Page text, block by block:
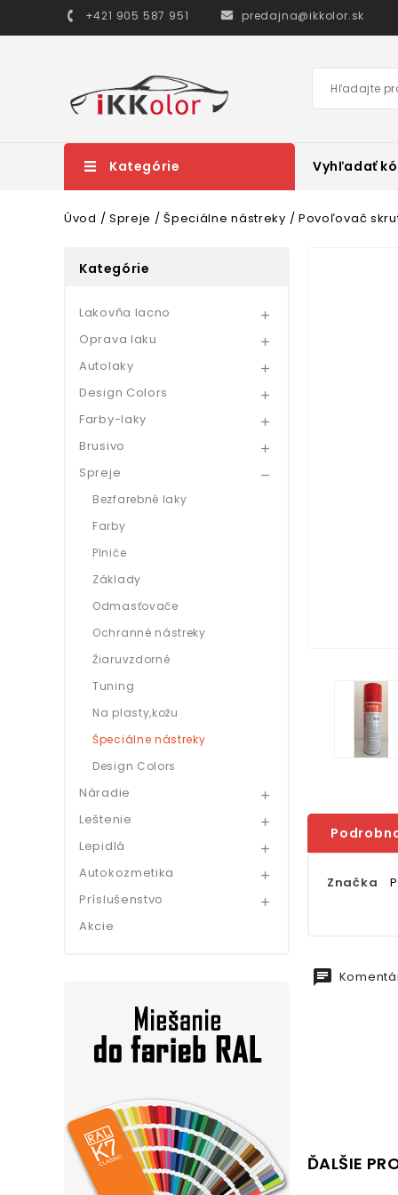
+421 905 587 951 predajna@ikkolor.sk
Kategórie Vyhľadať
Úvod Spreje Špeciálne nástreky Povoľovač
Kategórie
Lakovňa lacno 
Oprava laku 
Autolaky 
Design Colors 
Farby-laky 
Brusivo 
Spreje 
Bezfarebné laky
Farby
Plniče
Základy
Odmasťovače
Ochranné nástreky
Žiaruvzdorné
Tuning
Na plasty,kožu
Špeciálne nástreky
Design Colors
Náradie 
Leštenie 
Lepidlá 
Autokozmetika 
Príslušenstvo 
Akcie
Značka
chat
ĎALŠIE